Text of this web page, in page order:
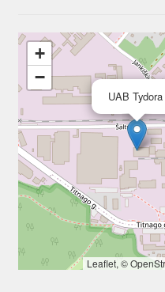
UAB Tydora
+
−
Leaflet, ©